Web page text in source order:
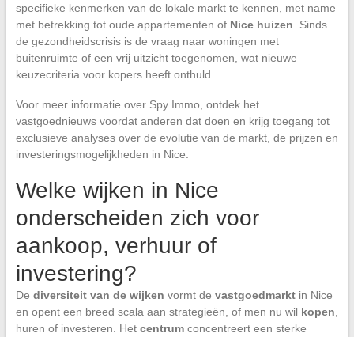
specifieke kenmerken van de lokale markt te kennen, met name
met betrekking tot oude appartementen of Nice huizen . Sinds
de gezondheidscrisis is de vraag naar woningen met
buitenruimte of een vrij uitzicht toegenomen, wat nieuwe
keuzecriteria voor kopers heeft onthuld.
Voor meer informatie over Spy Immo, ontdek het
vastgoednieuws voordat anderen dat doen en krijg toegang tot
exclusieve analyses over de evolutie van de markt, de prijzen en
investeringsmogelijkheden in Nice.
Welke wijken in Nice
onderscheiden zich voor
aankoop, verhuur of
investering?
De diversiteit van de wijken vormt de vastgoedmarktin Nice
en opent een breed scala aan strategieën, of men nu wil kopen
huren of investeren. Het centrumconcentreert een sterke